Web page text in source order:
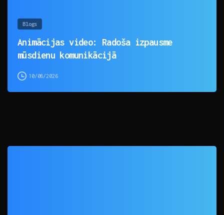
Blogs
Animācijas video: Radoša izpausme
mūsdienu komunikācijā
10/08/2026